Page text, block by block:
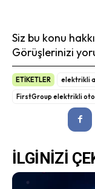
Siz bu konu
Görüşlerinizi
ETİKETLER elektrikli
FirstGroup elektrikli